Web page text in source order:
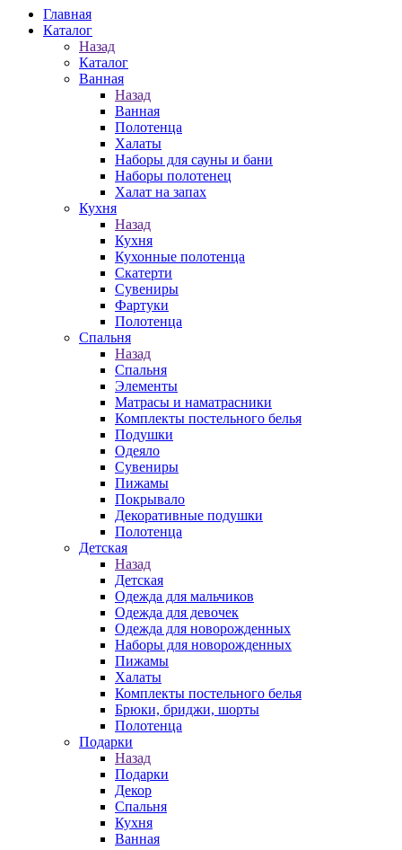
Главная
Каталог
Назад
Каталог
Ванная
Назад
Ванная
Полотенца
Халаты
Наборы для сауны и бани
Наборы полотенец
Халат на запах
Кухня
Назад
Кухня
Кухонные полотенца
Скатерти
Сувениры
Фартуки
Полотенца
Спальня
Назад
Спальня
Элементы
Матрасы и наматрасники
Комплекты постельного белья
Подушки
Одеяло
Сувениры
Пижамы
Покрывало
Декоративные подушки
Полотенца
Детская
Назад
Детская
Одежда для мальчиков
Одежда для девочек
Одежда для новорожденных
Наборы для новорожденных
Пижамы
Халаты
Комплекты постельного белья
Брюки, бриджи, шорты
Полотенца
Подарки
Назад
Подарки
Декор
Спальня
Кухня
Ванная